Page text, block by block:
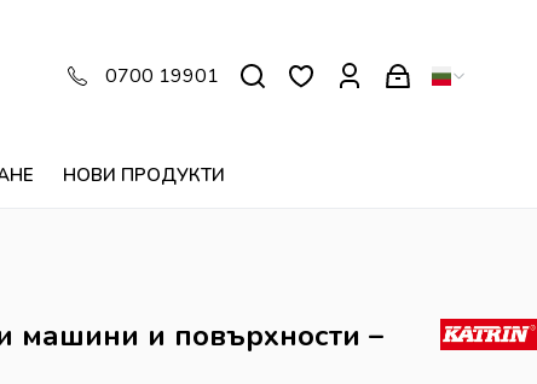
НОВИ ПРОДУКТИ
0700 19901
машини и повърхности –